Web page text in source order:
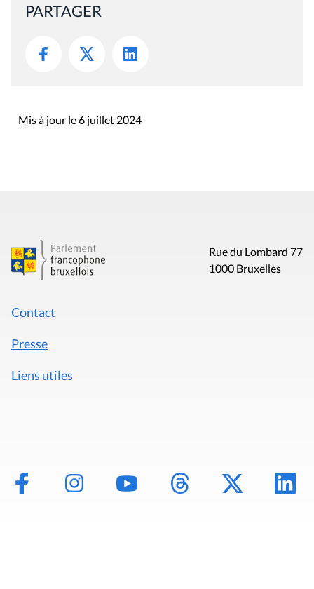
PARTAGER
Mis à jour le 6 juillet 2024
Rue du Lombard 77
1000 Bruxelles
Contact
Presse
Liens utiles